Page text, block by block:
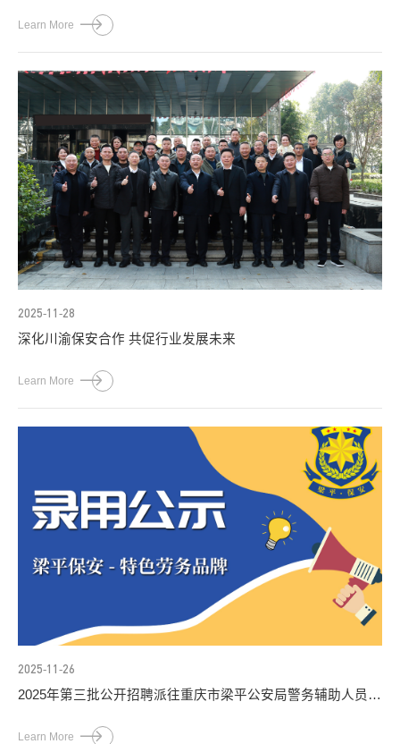
Learn More
2025-11-28
深化川渝保安合作 共促行业发展未来
Learn More
2025-11-26
2025年第三批公开招聘派往重庆市梁平公安局警务辅助人员补
Learn More